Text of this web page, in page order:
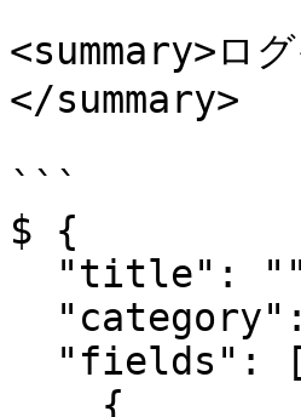
<summary>ロ
</summary>
```
$ {